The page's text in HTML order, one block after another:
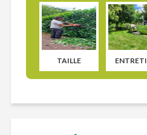
TAILLE